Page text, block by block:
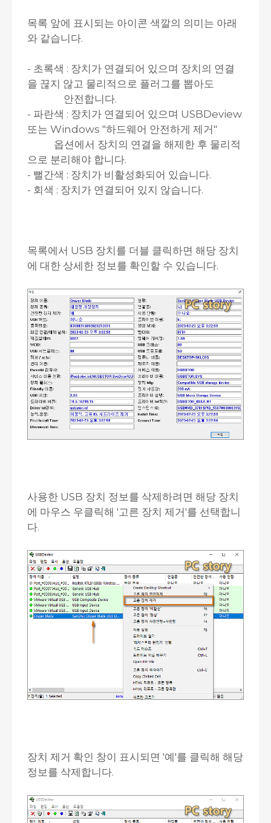
목록 앞에 표시되는 아이콘 색깔의 의미는 아래
와 같습니다.
- 초록색 : 장치가 연결되어 있으며 장치의 연결
을 끊지 않고 물리적으로 플러그를 뽑아도
안전합니다.
- 파란색 : 장치가 연결되어 있으며 USBDeview
또는 Windows "하드웨어 안전하게 제거"
옵션에서 장치의 연결을 해제한 후 물리적
으로 분리해야 합니다.
- 뻘간색 : 장치가 비활성화되어 있습니다.
- 회색 : 장치가 연결되어 있지 않습니다.
목록에서 USB 장치를 더블 클릭하면 해당 장치
에 대한 상세한 정보를 확인할 수 있습니다.
사용한 USB 장치 정보를 삭제하려면 해당 장치
에 마우스 우클릭해 '고른 장치 제거'를 선택합니
다.
장치 제거 확인 창이 표시되면 '예'를 클릭해 해당
정보를 삭제합니다.